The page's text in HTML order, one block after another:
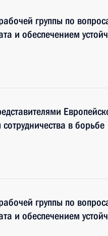
группы по
и обеспечением
в борьбе
группы по
и обеспечением